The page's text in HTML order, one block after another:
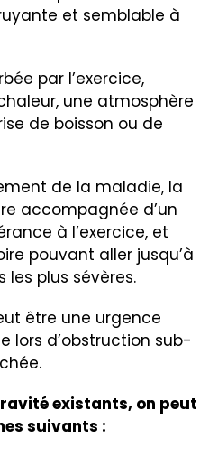
et semblable à
par l’exercice,
une atmosphère
de boisson ou de
de la maladie, la
accompagnée d’un
à l’exercice, et
pouvant aller jusqu’à
les plus sévères.
être une urgence
lors d’obstruction sub-
existants, on peut
suivants :